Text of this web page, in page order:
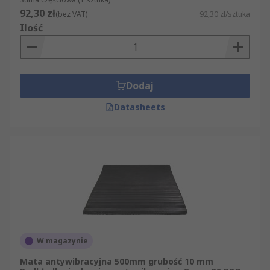
bezpośrednio przekłada się na ich właściwości
tłumiące i odporność środowiskową. W ofercie
znajdują się podkładki z gumy, mieszanki
kauczuku naturalnego i neoprenu, kauczuku
nitrylowego (NBR), korka oraz pianki z etylenu-
octanu winylu (EVA). Materiały takie jak korek czy
guma naturalna dobrze radzą sobie w
zastosowaniach standardowych, natomiast nitryl
Na co zwrócić uwagę przy wyborze
podkładek antywibracyjnych?
Dobór podkładki antywibracyjnej wymaga
zestawienia parametrów technicznych
dopasowanych do masy maszyny i warunków jej
92,30 zł(bez VAT) 92,30 zł/sztuka
Ilość
Dodaj
Datasheets
W magazynie
Mata antywibracyjna 500mm grubość 10 mm